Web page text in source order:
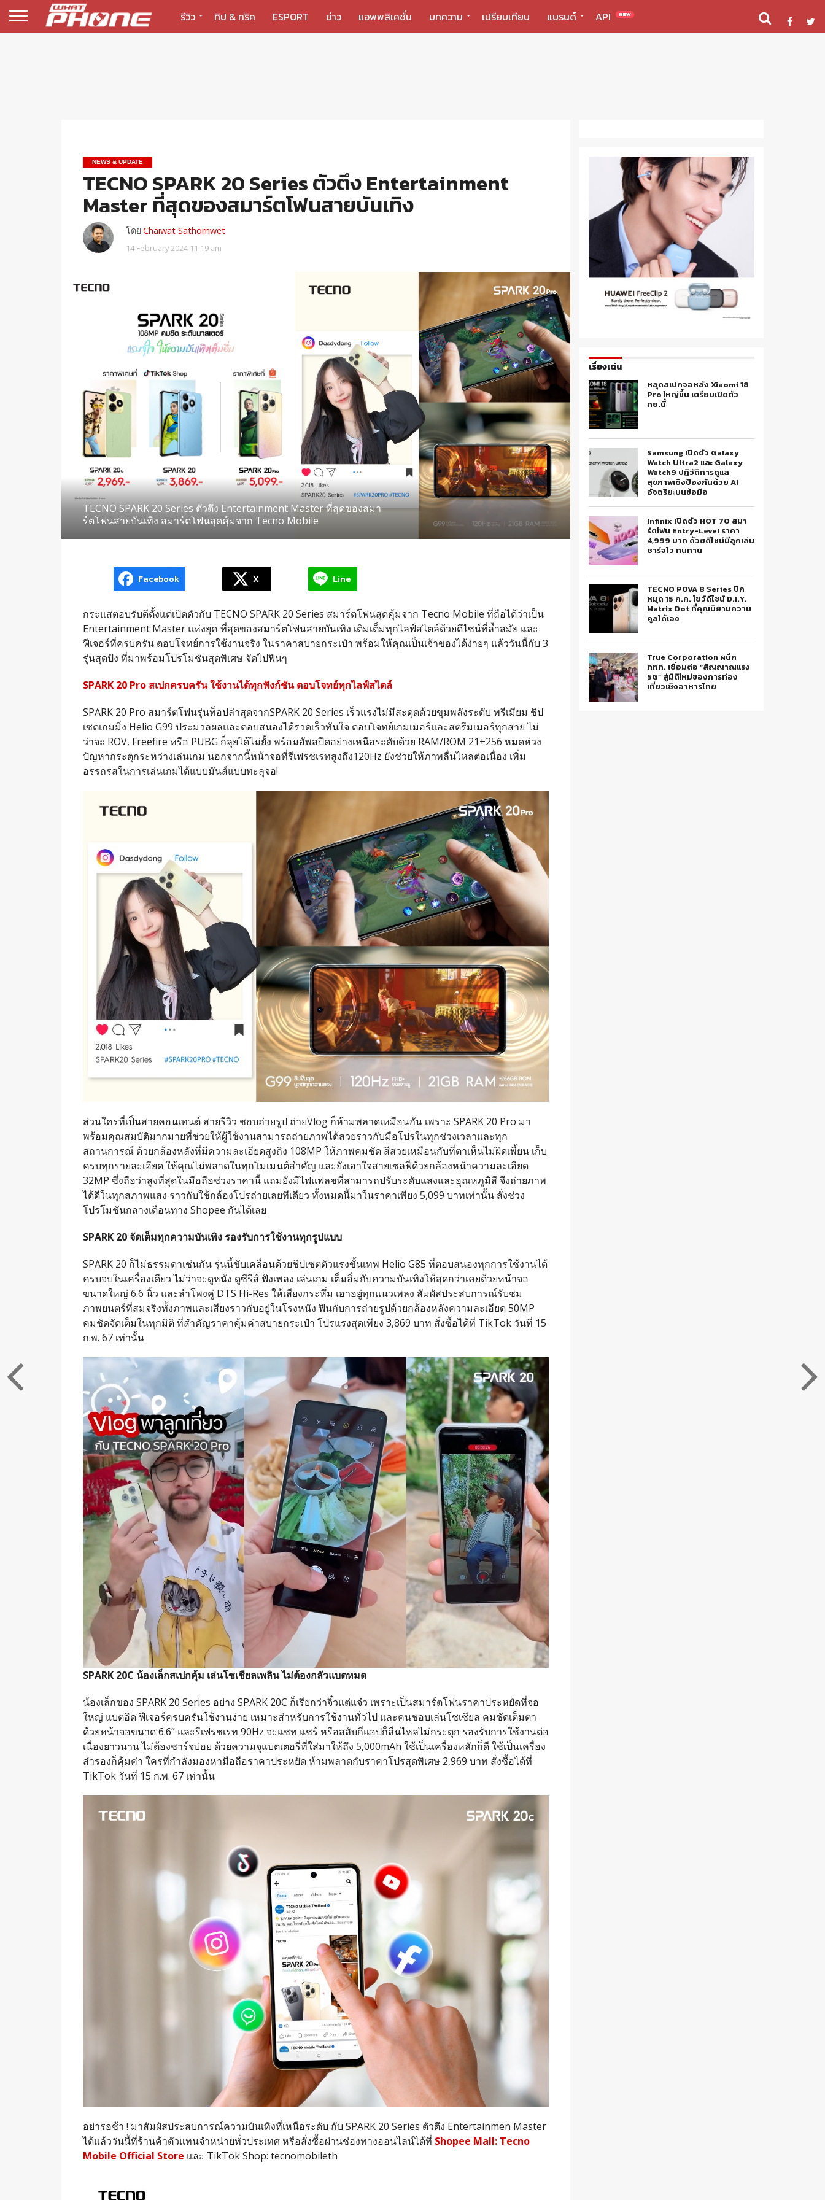
รีวิว ทิป & ทริค ESPORT ข่าว แอพพลิเคชั่น บทความ เปรียบเทียบ แบรนด์ API NEW
NEWS & UPDATE
TECNO SPARK 20 Series ตัวตึง Entertainment
Master ที่สุดของสมาร์ตโฟนสายบันเทิง
โดยChaiwat Sathornwet
14 February 2024 11:19 am
TECNO SPARK 20 Series ตัวตึง Entertainment Master ที่สุดของสมา
ร์ตโฟนสายบันเทิง สมาร์ตโฟนสุดคุ้มจาก Tecno Mobile
Facebook X Line
กระแสตอบรับดีตั้งแต่เปิดตัวกับ TECNO SPARK 20 Series สมาร์ตโฟนสุดคุ้มจาก Tecno Mobile ที่ถือได้ว่าเป็น
Entertainment Master แห่งยุค ที่สุดของสมาร์ตโฟนสายบันเทิง เติมเต็มทุกไลฟ์สไตล์ด้วยดีไซน์ที่ล้ำสมัย และ
ฟีเจอร์ที่ครบครัน ตอบโจทย์การใช้งานจริง ในราคาสบายกระเป๋า พร้อมให้คุณเป็นเจ้าของได้ง่ายๆ แล้ววันนี้กับ 3
รุ่นสุดปัง ที่มาพร้อมโปรโมชันสุดพิเศษ จัดไปฟินๆ
SPARK 20 Pro สเปกครบครัน ใช้งานได้ทุกฟังก์ชัน ตอบโจทย์ทุกไลฟ์สไตล์
SPARK 20 Pro สมาร์ตโฟนรุ่นท็อปล่าสุดจากSPARK 20 Series เร็วแรงไม่มีสะดุดด้วยขุมพลังระดับ พรีเมียม ชิป
เซตเกมมิ่ง Helio G99 ประมวลผลและตอบสนองได้รวดเร็วทันใจ ตอบโจทย์เกมเมอร์และสตรีมเมอร์ทุกสาย ไม่
ว่าจะ ROV, Freefire หรือ PUBG ก็ลุยได้ไม่ยั้ง พร้อมอัพสปีดอย่างเหนือระดับด้วย RAM/ROM 21+256 หมดห่วง
ปัญหากระตุกระหว่างเล่นเกม นอกจากนี้หน้าจอที่รีเฟรชเรทสูงถึง120Hz ยังช่วยให้ภาพลื่นไหลต่อเนื่อง เพิ่ม
อรรถรสในการเล่นเกมได้แบบมันส์แบบทะลุจอ!
ส่วนใครที่เป็นสายคอนเทนต์ สายรีวิว ชอบถ่ายรูป ถ่ายVlog ก็ห้ามพลาดเหมือนกัน เพราะ SPARK 20 Pro มา
พร้อมคุณสมบัติมากมายที่ช่วยให้ผู้ใช้งานสามารถถ่ายภาพได้สวยราวกับมือโปรในทุกช่วงเวลาและทุก
สถานการณ์ ด้วยกล้องหลังที่มีความละเอียดสูงถึง 108MP ให้ภาพคมชัด สีสวยเหมือนกับที่ตาเห็นไม่ผิดเพี้ยน เก็บ
ครบทุกรายละเอียด ให้คุณไม่พลาดในทุกโมเมนต์​สำคัญ และยังเอาใจสายเซลฟี่ด้วยกล้องหน้าความละเอียด
32MP ซึ่งถือว่าสูงที่สุดในมือถือช่วงราคานี้ แถมยังมีไฟแฟลชที่สามารถปรับระดับแสงและอุณหภูมิสี จึงถ่ายภาพ
ได้ดีในทุกสภาพแสง ราวกับใช้กล้องโปรถ่ายเลยทีเดียว ทั้งหมดนี้มาในราคาเพียง 5,099 บาทเท่านั้น สั่งช่วง
โปรโมชันกลางเดือนทาง Shopee กันได้เลย
SPARK 20 จัดเต็มทุกความบันเทิง รองรับการใช้งานทุกรูปแบบ
SPARK 20 ก็ไม่ธรรมดาเช่นกัน รุ่นนี้ขับเคลื่อนด้วยชิปเซตตัวแรงขั้นเทพ Helio G85 ที่ตอบสนองทุกการใช้งานได้
ครบจบในเครื่องเดียว ไม่ว่าจะดูหนัง ดูซีรีส์ ฟังเพลง เล่นเกม เต็มอิ่มกับความบันเทิงให้สุดกว่าเคยด้วยหน้าจอ
ขนาดใหญ่ 6.6 นิ้ว และลำโพงคู่ DTS Hi-Res ให้เสียงกระหึ่ม เอาอยู่ทุกแนวเพลง สัมผัสประสบการณ์รับชม
ภาพยนตร์ที่สมจริงทั้งภาพและเสียงราวกับอยู่ในโรงหนัง ฟินกับการถ่ายรูปด้วยกล้องหลังความละเอียด 50MP
คมชัดจัดเต็มในทุกมิติ ที่สำคัญราคาคุ้มค่าสบายกระเป๋า โปรแรงสุดเพียง 3,869 บาท สั่งซื้อได้ที่ TikTok วันที่ 15
ก.พ. 67 เท่านั้น
SPARK 20C น้องเล็กสเปกคุ้ม เล่นโซเชียลเพลิน ไม่ต้องกลัวแบตหมด
น้องเล็กของ SPARK 20 Series อย่าง SPARK 20C ก็เรียกว่าจิ๋วแต่แจ๋ว เพราะเป็นสมาร์ตโฟนราคาประหยัดที่จอ
ใหญ่ แบตอึด ฟีเจอร์ครบครันใช้งานง่าย เหมาะสำหรับการใช้งานทั่วไป และคนชอบเล่นโซเซียล คมชัดเต็มตา
ด้วยหน้าจอขนาด 6.6” และรีเฟรชเรท 90Hz จะแชท แชร์ หรือสลับกี่แอปก็ลื่นไหลไม่กระตุก รองรับการใช้งานต่อ
เนื่องยาวนาน ไม่ต้องชาร์จบ่อย ด้วยความจุแบตเตอรี่ที่ใส่มาให้ถึง 5,000mAh ใช้เป็นเครื่องหลักก็ดี ใช้เป็นเครื่อง
สำรองก็คุ้มค่า ใครที่กำลังมองหามือถือราคาประหยัด ห้ามพลาดกับราคาโปรสุดพิเศษ 2,969 บาท สั่งซื้อได้ที่
TikTok วันที่ 15 ก.พ. 67 เท่านั้น
อย่ารอช้า ! มาสัมผัสประสบการณ์ความบันเทิงที่เหนือระดับ กับ SPARK 20 Series ตัวตึง Entertainmen Master
ได้แล้ววันนี้ที่ร้านค้าตัวแทนจำหน่ายทั่วประเทศ หรือสั่งซื้อผ่านช่องทางออนไลน์ได้ที่ Shopee Mall: Tecno
Mobile Official Store และ TikTok Shop: tecnomobileth
เรื่องเด่น
หลุดสเปกจอหลัง Xiaomi 18
Pro ใหญ่ขึ้น เตรียมเปิดตัว
กย.นี้
Samsung เปิดตัว Galaxy
Watch Ultra2 และ Galaxy
Watch9 ปฏิวัติการดูแล
สุขภาพเชิงป้องกันด้วย AI
อัจฉริยะบนข้อมือ
Infinix เปิดตัว HOT 70 สมา
ร์ตโฟน Entry-Level ราคา
4,999 บาท ด้วยดีไซน์มีลูกเล่น
ชาร์จไว ทนทาน
TECNO POVA 8 Series ปัก
หมุด 15 ก.ค. โชว์ดีไซน์ D.I.Y.
Matrix Dot ที่คุณนิยามความ
คูลได้เอง
True Corporation ผนึก
ททท. เชื่อมต่อ “สัญญาณแรง
5G” สู่มิติใหม่ของการท่อง
เที่ยวเชิงอาหารไทย